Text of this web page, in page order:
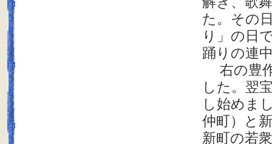
た。その
り」の日
踊りの連
右の豊
した。翌
し始めま
仲町）と
新町の若